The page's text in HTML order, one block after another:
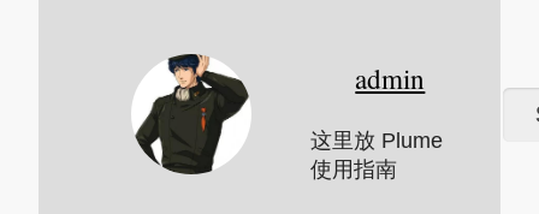
admin
这里放 Plume
使用指南